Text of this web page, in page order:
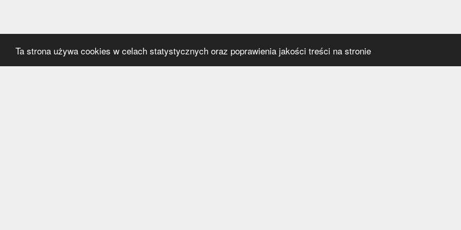
Ta strona używa cookies w celach statystycznych oraz poprawienia jakości treści na stronie